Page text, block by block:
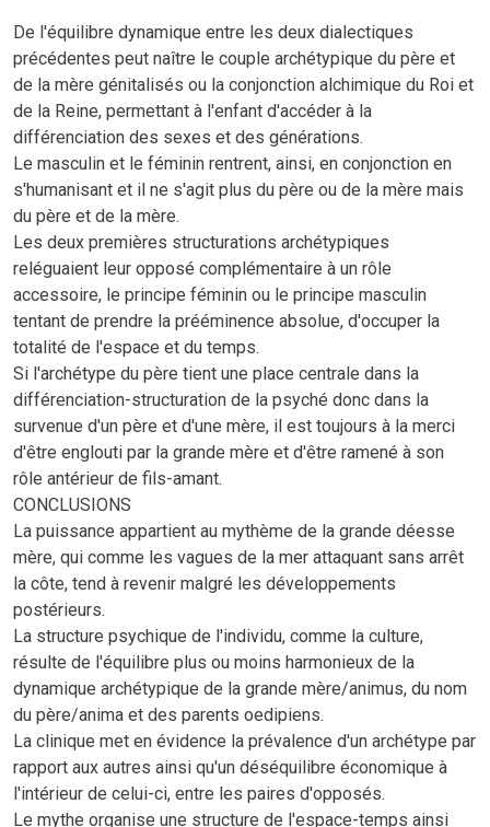
De l'équilibre dynamique entre les deux dialectiques
précédentes peut naître le couple archétypique du père et
de la mère génitalisés ou la conjonction alchimique du Roi et
de la Reine, permettant à l'enfant d'accéder à la
différenciation des sexes et des générations.
Le masculin et le féminin rentrent, ainsi, en conjonction en
s'humanisant et il ne s'agit plus du père ou de la mère mais
du père et de la mère.
Les deux premières structurations archétypiques
reléguaient leur opposé complémentaire à un rôle
accessoire, le principe féminin ou le principe masculin
tentant de prendre la prééminence absolue, d'occuper la
totalité de l'espace et du temps.
Si l'archétype du père tient une place centrale dans la
différenciation-structuration de la psyché donc dans la
survenue d'un père et d'une mère, il est toujours à la merci
d'être englouti par la grande mère et d'être ramené à son
rôle antérieur de fils-amant.
CONCLUSIONS
La puissance appartient au mythème de la grande déesse
mère, qui comme les vagues de la mer attaquant sans arrêt
la côte, tend à revenir malgré les développements
postérieurs.
La structure psychique de l'individu, comme la culture,
résulte de l'équilibre plus ou moins harmonieux de la
dynamique archétypique de la grande mère/animus, du nom
du père/anima et des parents oedipiens.
La clinique met en évidence la prévalence d'un archétype par
rapport aux autres ainsi qu'un déséquilibre économique à
l'intérieur de celui-ci, entre les paires d'opposés.
Le mythe organise une structure de l'espace-temps ainsi